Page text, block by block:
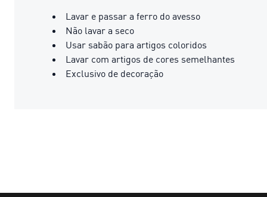
Lavar e passar a ferro do avesso
Não lavar a seco
Usar sabão para artigos coloridos
Lavar com artigos de cores semelhantes
Exclusivo de decoração